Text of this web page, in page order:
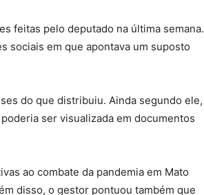
feitas pelo deputado na última semana.
sociais em que apontava um suposto
do que distribuiu. Ainda segundo ele,
ser visualizada em documentos
ao combate da pandemia em Mato
disso, o gestor pontuou também que